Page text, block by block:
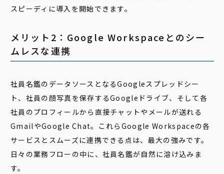
スピーディに導入を開始できます。
メリット2：Google Workspaceとのシー
ムレスな連携
社員名鑑のデータソースとなるGoogleスプレッドシー
ト、社員の顔写真を保存するGoogleドライブ、そして各
社員のプロフィールから直接チャットやメールが送れる
GmailやGoogle Chat。これらGoogle Workspaceの各
サービスとスムーズに連携できる点は、最大の強みです。
日々の業務フローの中に、社員名鑑が自然に溶け込みま
す。